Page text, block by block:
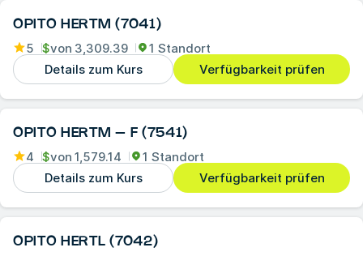
OPITO HERTM (7041)
5 $von 3,309.39
1 Standort
Details zum Kurs
Verfügbarkeit prüfen
OPITO HERTM – F (7541)
4 $von 1,579.14
1 Standort
Details zum Kurs
Verfügbarkeit prüfen
OPITO HERTL (7042)